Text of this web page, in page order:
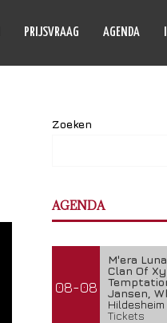
PRIJSVRAAG AGENDA
Zoeken
AGENDA
08-08
M'era
Clan Of
Jansen,
Hildesheim
Tickets